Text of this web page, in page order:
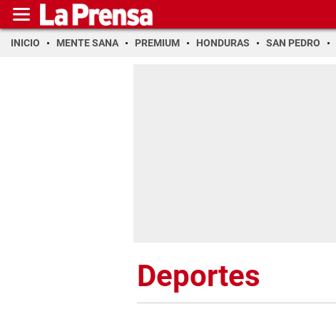
INICIO MENTE SANA PREMIUM HONDURAS SAN PEDRO
Deportes